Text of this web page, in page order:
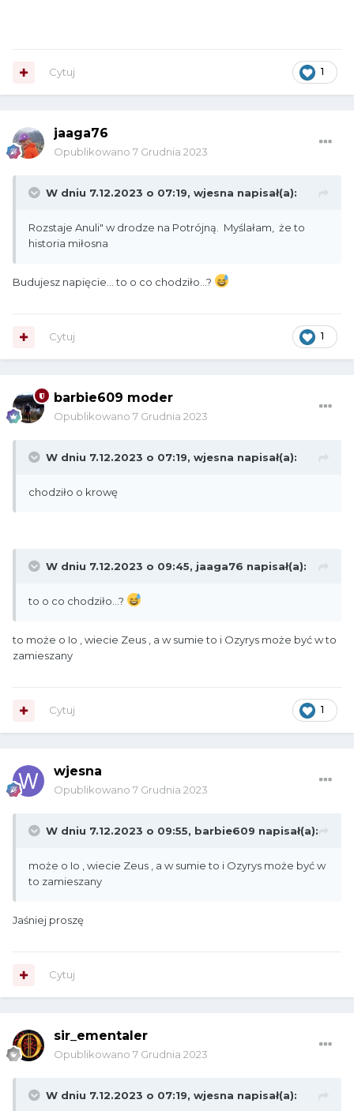
1
Cytuj
jaaga76
Opublikowano 7 Grudnia 2023
W dniu 7.12.2023 o 07:19, wjesna napisał(a):
Rozstaje Anuli" w drodze na Potrójną. Myślałam, że to
historia miłosna
Budujesz napięcie... to o co chodziło...?
1
Cytuj
barbie609 moder
Opublikowano 7 Grudnia 2023
W dniu 7.12.2023 o 07:19, wjesna napisał(a):
chodziło o krowę
W dniu 7.12.2023 o 09:45, jaaga76 napisał(a):
to o co chodziło...?
to może o Io , wiecie Zeus , a w sumie to i Ozyrys może być w to
zamieszany
1
Cytuj
wjesna
Opublikowano 7 Grudnia 2023
W dniu 7.12.2023 o 09:55, barbie609 napisał(a):
może o Io , wiecie Zeus , a w sumie to i Ozyrys może być w
to zamieszany
Jaśniej proszę
Cytuj
sir_ementaler
Opublikowano 7 Grudnia 2023
W dniu 7.12.2023 o 07:19, wjesna napisał(a):